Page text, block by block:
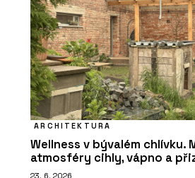
ARCHITEKTURA
Wellness v bývalém chlívku.
atmosféry cihly, vápno a
23. 6. 2026